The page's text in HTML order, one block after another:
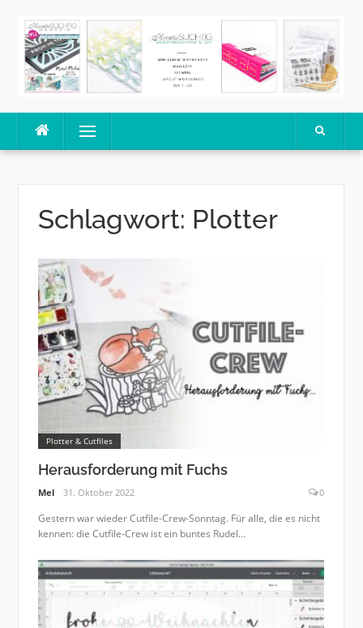
content
Menu
Schlagwort: Plotter
Plotter & Cutfiles
Herausforderung mit Fuchs
Mel 31. Oktober 2022 0
Gestern war wieder Cutfile-Crew-Sonntag. Für alle, die es nicht
kennen: die Cutfile-Crew ist ein buntes Rudel...